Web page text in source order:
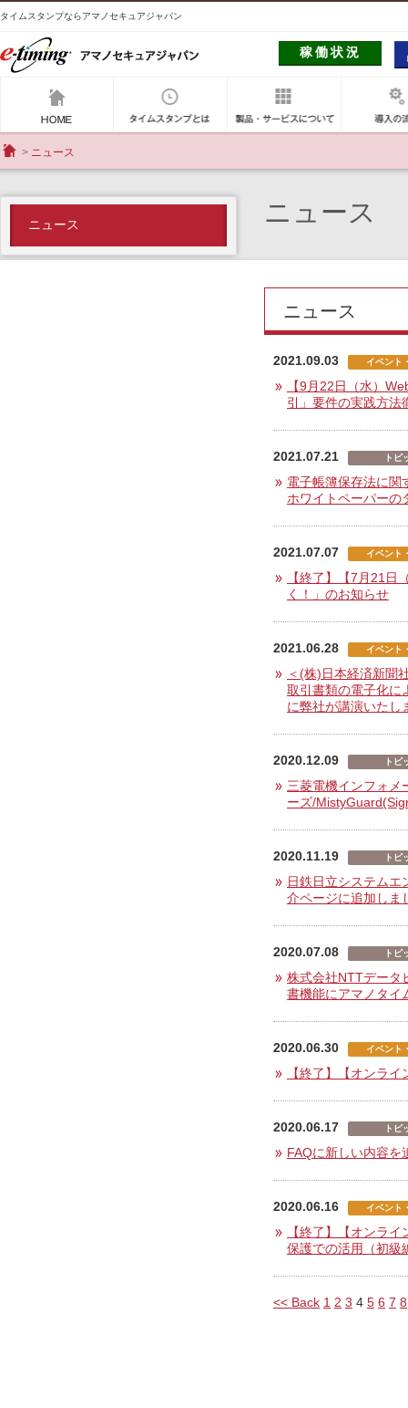
タイムスタンプならアマノセキュアジャパン
稼働状況
製品・サ
ニュース
ニュース
ニュース
2021.09.03 イベント
【9月22日（水）
引」要件の実践方法
2021.07.21 トピ
電子帳簿保存法に関
ホワイトペーパーの
2021.07.07 イベント
【終了】【7月21
く！」のお知らせ
2021.06.28 イベント
＜(株)日本経済新聞
取引書類の電子化に
に弊社が講演いたし
2020.12.09 トピ
三菱電機インフォメ
ーズ/
2020.11.19 トピ
日鉄日立システム
介ページに追加しま
2020.07.08 トピ
株式会社NTTデータ
書機能にアマノタイ
2020.06.30 イベント
【終了】【オンラ
2020.06.17 トピ
FAQに新しい内容を
2020.06.16 イベント
【終了】【オンラ
保護での活用（初級
<< Back 1 2 3 4 5 6 7 8
ニュース